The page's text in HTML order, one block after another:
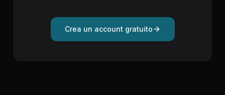
Crea un account gratuito